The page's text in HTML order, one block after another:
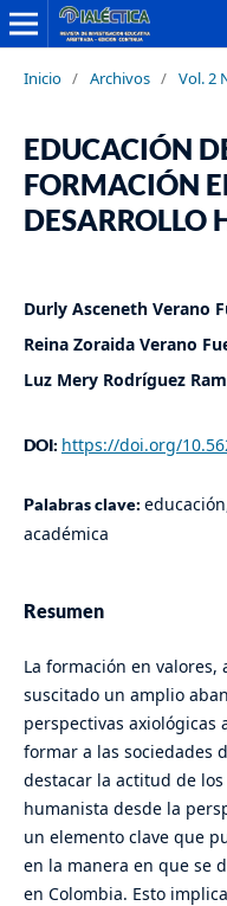
Inicio / Archivos / Vol. 2
EDUCACIÓN
FORMACIÓN
DESARROLLO
Durly Asceneth Verano
Reina Zoraida Verano
Luz Mery Rodríguez
DOI: https://doi.org/
Palabras clave:
académica
Resumen
La formación en valores,
suscitado un amplio
perspectivas axiológicas
formar a las sociedades
destacar la actitud de
humanista desde la
un elemento clave que
en la manera en que se
en Colombia. Esto